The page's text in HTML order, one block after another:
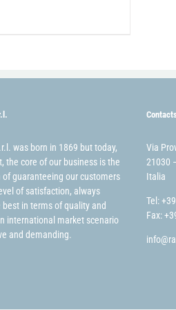
was born in 1869 but today,
the core of our business is the
guaranteeing our customers
of satisfaction, always
best in terms of quality and
international market scenario
and demanding.
Via
21030
Italia
Tel:
Fax: